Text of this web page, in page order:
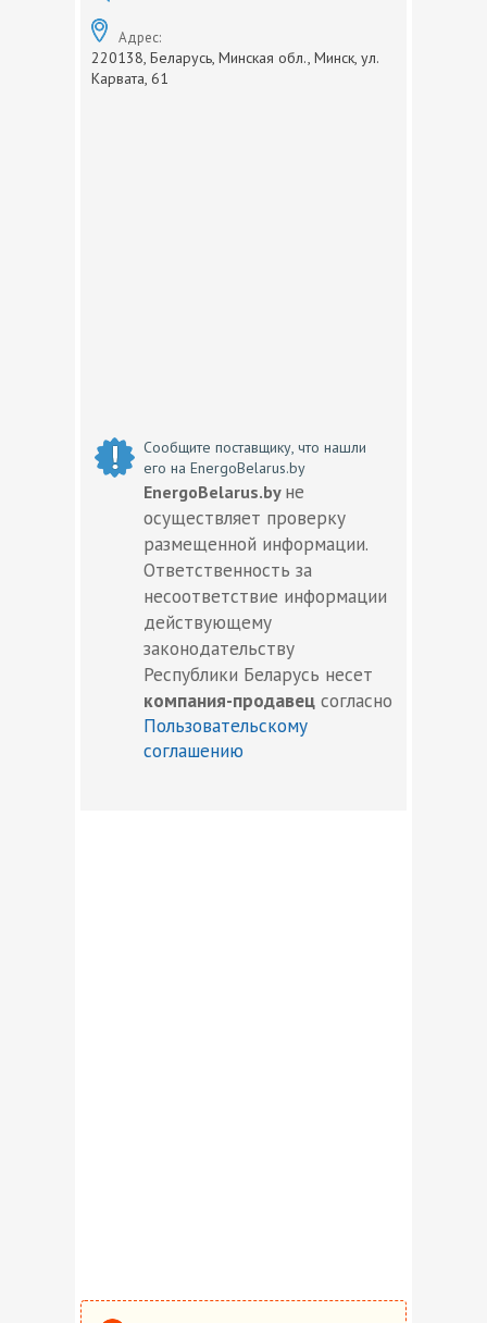
Адрес:
220138, Беларусь, Минская обл., Минск, ул.
Карвата, 61
Сообщите поставщику, что нашли
его на EnergoBelarus.by
EnergoBelarus.by не
осуществляет проверку
размещенной информации.
Ответственность за
несоответствие информации
действующему
законодательству
Республики Беларусь несет
компания-продавец согласно
Пользовательскому
соглашению